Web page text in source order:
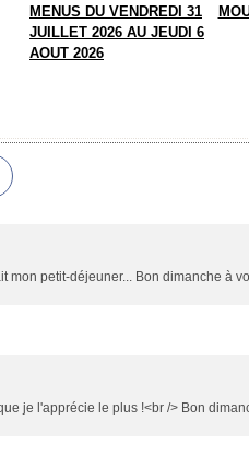
MENUS DU VENDREDI 31
JUILLET 2026 AU JEUDI 6
AOUT 2026
mon petit-déjeuner... Bon dimanche à
je l'apprécie le plus !<br /> Bon